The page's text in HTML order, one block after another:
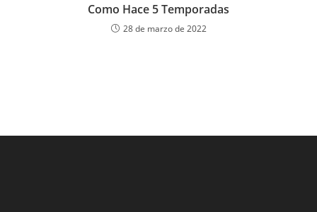
Como Hace 5 Temporadas
28 de marzo de 2022